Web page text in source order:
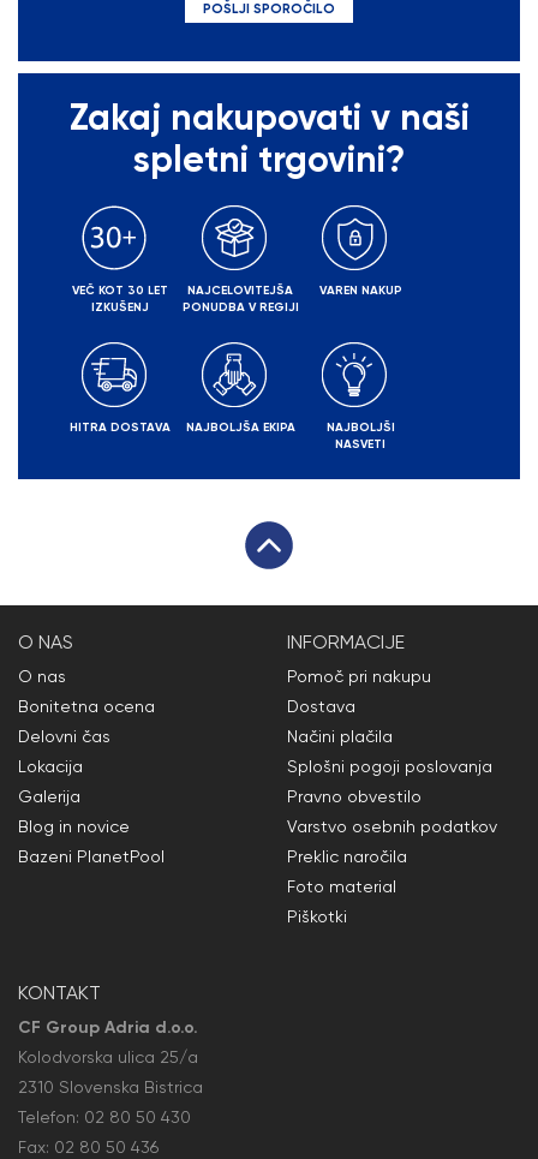
Zakaj nakupovati v naši
spletni trgovini?
VEČ KOT 30 LET
IZKUŠENJ
NAJCELOVITEJŠA
PONUDBA V REGIJI
VAREN NAKUP
HITRA DOSTAVA NAJBOLJŠA EKIPA
NAJBOLJŠI
NASVETI
O NAS
O nas
Bonitetna ocena
Delovni čas
Lokacija
Galerija
Blog in novice
Bazeni PlanetPool
INFORMACIJE
Pomoč pri nakupu
Dostava
Načini plačila
Splošni pogoji poslovanja
Pravno obvestilo
Varstvo osebnih podatkov
Preklic naročila
Foto material
Piškotki
KONTAKT
CF Group Adria d.o.o.
Kolodvorska ulica 25/a
2310 Slovenska Bistrica
Telefon: 02 80 50 430
Fax: 02 80 50 436